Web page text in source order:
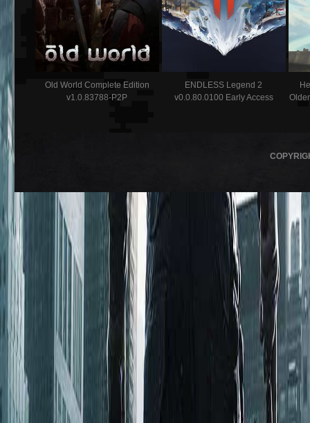
Old World Complete Edition
v1.0.83788-P2P
ENDLESS Legend 2
v0.0.80.0100 Early Access